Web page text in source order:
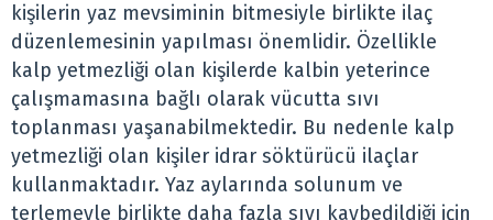
kişilerin yaz mevsiminin bitmesiyle birlikte ilaç
düzenlemesinin yapılması önemlidir. Özellikle
kalp yetmezliği olan kişilerde kalbin yeterince
çalışmamasına bağlı olarak vücutta sıvı
toplanması yaşanabilmektedir. Bu nedenle kalp
yetmezliği olan kişiler idrar söktürücü ilaçlar
kullanmaktadır. Yaz aylarında solunum ve
terlemeyle birlikte daha fazla sıvı kaybedildiği için